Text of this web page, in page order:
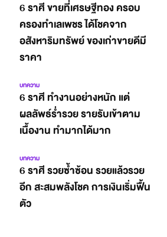
6 ราศี ขายที่เศรษฐีทอง ครอบ
ครองทำเลเพชร ได้โชคจาก
อสังหาริมทรัพย์ ของเก่าขายดีมี
ราคา
บทความ
6 ราศี ทำงานอย่างหนัก แต่
ผลลัพธ์ร่ำรวย รายรับเข้าตาม
เนื้องาน ทำมากได้มาก
บทความ
6 ราศี รวยซ้ำซ้อน รวยแล้วรวย
อีก สะสมพลังโชค การเงินเริ่มฟื้น
ตัว